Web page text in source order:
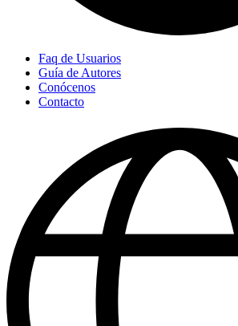
Faq de Usuarios
Guía de Autores
Conócenos
Contacto